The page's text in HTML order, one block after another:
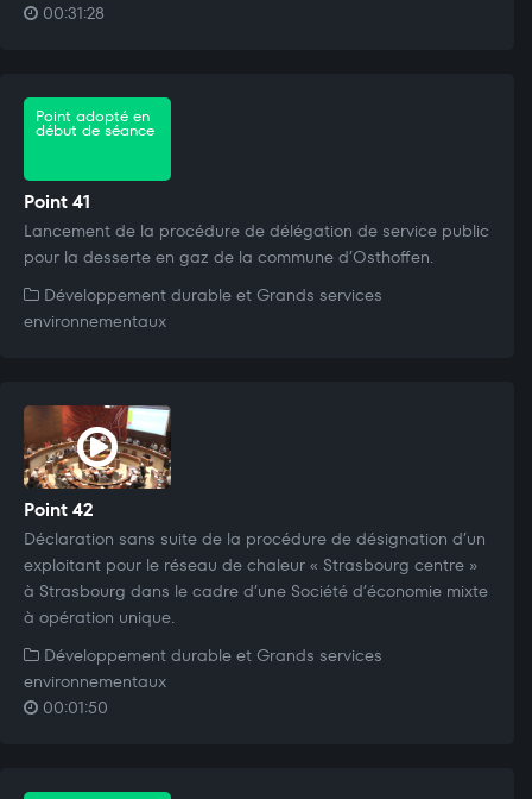
00:31:28
Point adopté en
début de séance
Point 41
Lancement de la procédure de délégation de service public
pour la desserte en gaz de la commune d’Osthoffen.
Développement durable et Grands services
environnementaux
Point 42
Déclaration sans suite de la procédure de désignation d’un
exploitant pour le réseau de chaleur « Strasbourg centre »
à Strasbourg dans le cadre d’une Société d’économie mixte
à opération unique.
Développement durable et Grands services
environnementaux
00:01:50